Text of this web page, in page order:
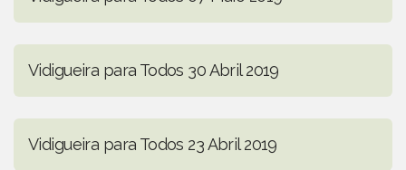
Vidigueira para Todos 30 Abril 2019
Vidigueira para Todos 23 Abril 2019